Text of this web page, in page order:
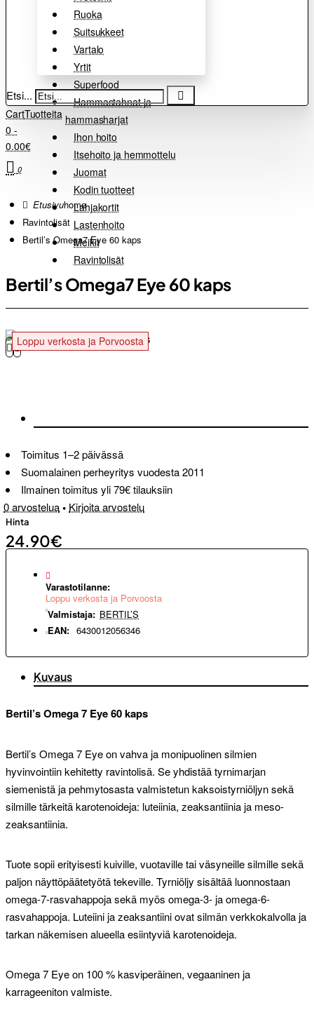
Ruoka
Suitsukkeet
Vartalo
Yrtit
Superfood
Hammastahnat ja
hammasharjat
Ihon hoito
Itsehoito ja hemmottelu
Juomat
Kodin tuotteet
Lahjakortit
Lastenhoito
Meikit
Ravintolisät
Etsi...
CartTuotteita
0 -
0.00€
0
home
Ravintolisät
Bertil’s Omega7 Eye 60 kaps
Bertil’s Omega7 Eye 60 kaps
Loppu verkosta ja Porvoosta
Toimitus 1–2 päivässä
Suomalainen perheyritys vuodesta 2011
Ilmainen toimitus yli 79€ tilauksiin
0 arvostelua• Kirjoita arvostelu
Hinta
24.90€
Varastotilanne:
Loppu verkosta ja Porvoosta
Valmistaja: BERTIL’S
EAN: 6430012056346
Kuvaus
Bertil’s Omega 7 Eye 60 kaps
Bertil’s Omega 7 Eye on vahva ja monipuolinen silmien
hyvinvointiin kehitetty ravintolisä. Se yhdistää tyrnimarjan
siemenistä ja pehmytosasta valmistetun kaksoistyrniöljyn sekä
silmille tärkeitä karotenoideja: luteiinia, zeaksantiinia ja meso-
zeaksantiinia.
Tuote sopii erityisesti kuiville, vuotaville tai väsyneille silmille sekä
paljon näyttöpäätetyötä tekeville. Tyrniöljy sisältää luonnostaan
omega-7-rasvahappoja sekä myös omega-3- ja omega-6-
rasvahappoja. Luteiini ja zeaksantiini ovat silmän verkkokalvolla ja
tarkan näkemisen alueella esiintyviä karotenoideja.
Omega 7 Eye on 100 % kasviperäinen, vegaaninen ja
karrageeniton valmiste.